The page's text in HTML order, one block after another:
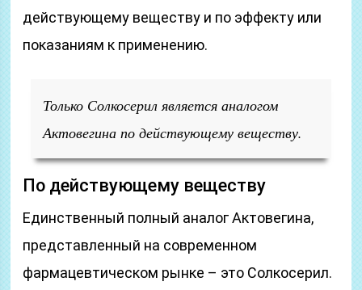
действующему веществу и по эффекту или
показаниям к применению.
Только Солкосерил является аналогом
Актовегина по действующему веществу.
По действующему веществу
Единственный полный аналог Актовегина,
представленный на современном
фармацевтическом рынке – это Солкосерил.